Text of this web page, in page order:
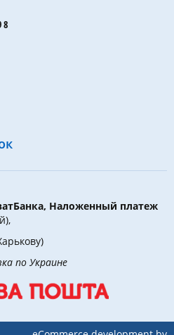
8
Наложенный платеж
по Украине